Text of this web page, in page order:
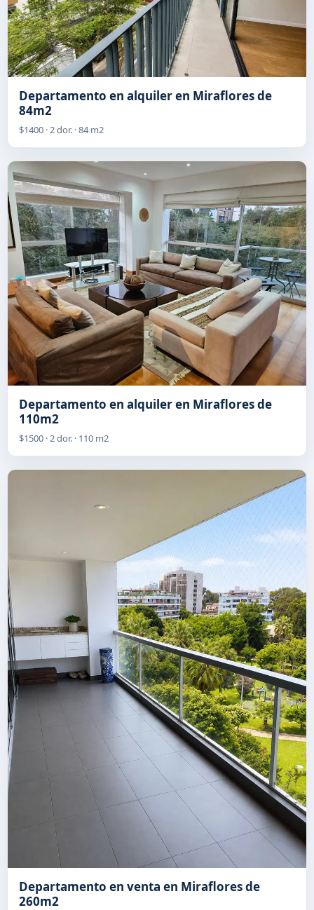
Departamento en alquiler en Miraflores de
84m2
$1400 · 2 dor. · 84 m2
Departamento en alquiler en Miraflores de
110m2
$1500 · 2 dor. · 110 m2
Departamento en venta en Miraflores de
260m2